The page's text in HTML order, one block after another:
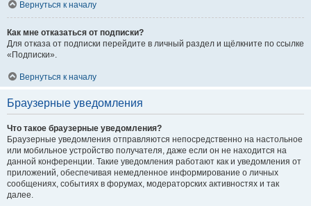
Вернуться к началу
Как мне отказаться от подписки?
Для отказа от подписки перейдите в личный раздел и щёлкните по ссылке
«Подписки».
Вернуться к началу
Браузерные уведомления
Что такое браузерные уведомления?
Браузерные уведомления отправляются непосредственно на настольное
или мобильное устройство получателя, даже если он не находится на
данной конференции. Такие уведомления работают как и уведомления от
приложений, обеспечивая немедленное информирование о личных
сообщениях, событиях в форумах, модераторских активностях и так
далее.